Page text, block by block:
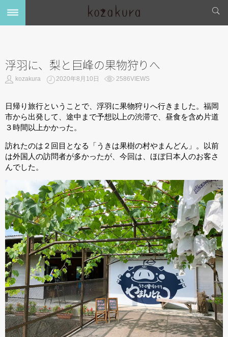
浮羽に、梨と巨峰の果物狩りへ
kozakura 2020年8月10日 2586VIEWS
日帰り旅行ということで、浮羽に果物狩りへ行きました。福岡
市から出発して、途中まで予想以上の渋滞で、昼食を含め片道
３時間以上かかった。
訪れたのは２回目となる「うきは果樹の村やまんどん」。以前
は外国人の訪問者が多かったが、今回は、ほぼ日本人のお客さ
んでした。